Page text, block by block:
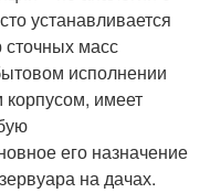
устанавливается
масс
исполнении
корпусом, имеет
его назначение
на дачах.